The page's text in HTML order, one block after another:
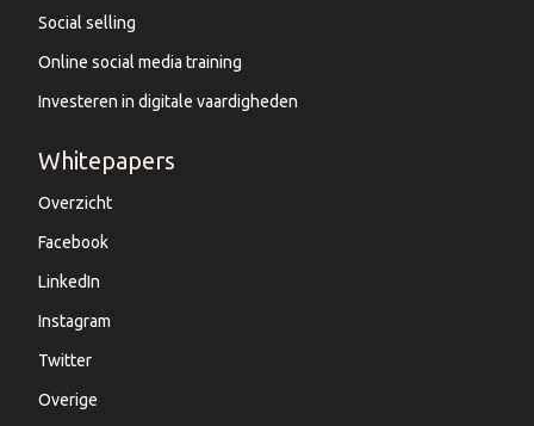
Social selling
Online social media training
Investeren in digitale vaardigheden
Whitepapers
Overzicht
Facebook
LinkedIn
Instagram
Twitter
Overige